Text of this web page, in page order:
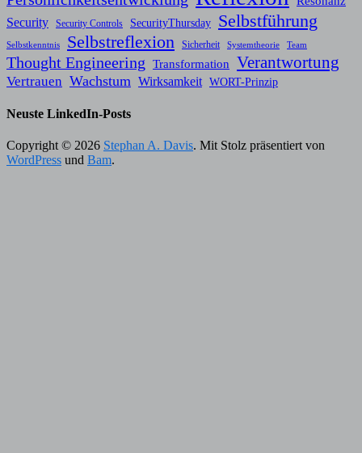
Security
Security Controls SecurityThursday Selbstführung
Selbstkenntnis Selbstreflexion Sicherheit Systemtheorie Team
Thought Engineering Transformation Verantwortung
Vertrauen Wachstum Wirksamkeit WORT-Prinzip
Neuste LinkedIn-Posts
Copyright © 2026 Stephan A. Davis. Mit Stolz präsentiert von
WordPress und Bam.